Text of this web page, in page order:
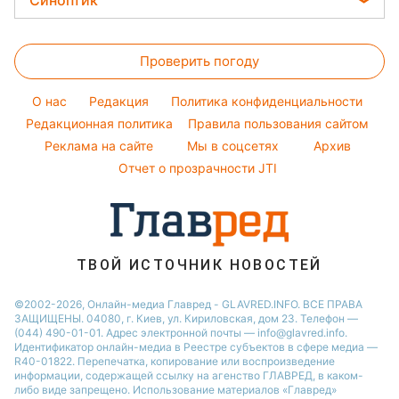
Новости Житомира
Елена Зеленская
Ани Лорак
Алла Пугачева
Максим Галкин
Настя Каменских
Праздничное меню
Авто
Стирка
Комнатные растения
Денежная помощь
Курс валют
Магнитные бури
Погода на сегодня
Погода на завтра
Пылевая буря
Проверить погоду
O нас Редакция
Политика конфиденциальности
Редакционная политика
Правила пользования сайтом
Реклама на сайте
Мы в соцсетях
Архив
Отчет о прозрачности JTI
ТВОЙ ИСТОЧНИК НОВОСТЕЙ
©2002-2026, Онлайн-медиа Главред - GLAVRED.INFO. ВСЕ ПРАВА
ЗАЩИЩЕНЫ. 04080, г. Киев, ул. Кириловская, дом 23. Телефон —
(044) 490-01-01. Адрес электронной почты — info@glavred.info.
Идентификатор онлайн-медиа в Реестре cубъектов в сфере медиа —
R40-01822. Перепечатка, копирование или воспроизведение
информации, содержащей ссылку на агенство ГЛАВРЕД, в каком-
либо виде запрещено. Использование материалов «Главред»